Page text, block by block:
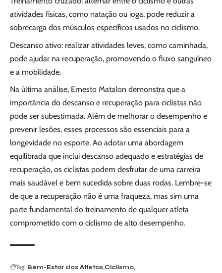
atividades físicas, como natação ou ioga, pode reduzir a
sobrecarga dos músculos específicos usados ​​no ciclismo.
Descanso ativo: realizar atividades leves, como caminhada,
pode ajudar na recuperação, promovendo o fluxo sanguíneo
e a mobilidade.
Na última análise, Ernesto Matalon demonstra que a
importância do descanso e recuperação para ciclistas não
pode ser subestimada. Além de melhorar o desempenho e
prevenir lesões, esses processos são essenciais para a
longevidade no esporte. Ao adotar uma abordagem
equilibrada que inclui descanso adequado e estratégias de
recuperação, os ciclistas podem desfrutar de uma carreira
mais saudável e bem sucedida sobre duas rodas. Lembre-se
de que a recuperação não é uma fraqueza, mas sim uma
parte fundamental do treinamento de qualquer atleta
comprometido com o ciclismo de alto desempenho.
Tag: Bem-Estar dos Atletas Ciclismo